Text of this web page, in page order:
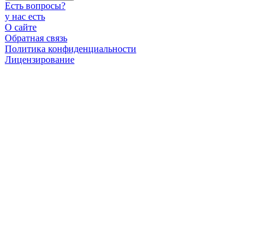
Есть вопросы?
у нас есть
О сайте
Обратная связь
Политика конфиденциальности
Лицензирование